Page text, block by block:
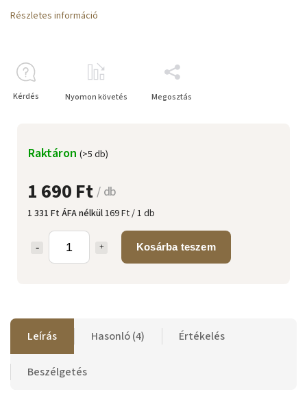
1 690 Ft/ db
1 331 Ft ÁFA nélkül169 Ft / 1 db
Kosárba teszem
Raktáron (>5 db)
Részletes információ
Kérdés Nyomon követés Megosztás
Leírás Hasonló (4) Értékelés
Beszélgetés